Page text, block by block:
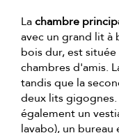
Lachambre
avec un grand lit à
bois dur, est
chambres d'amis.
tandis que la
deux lits
également un
lavabo), un